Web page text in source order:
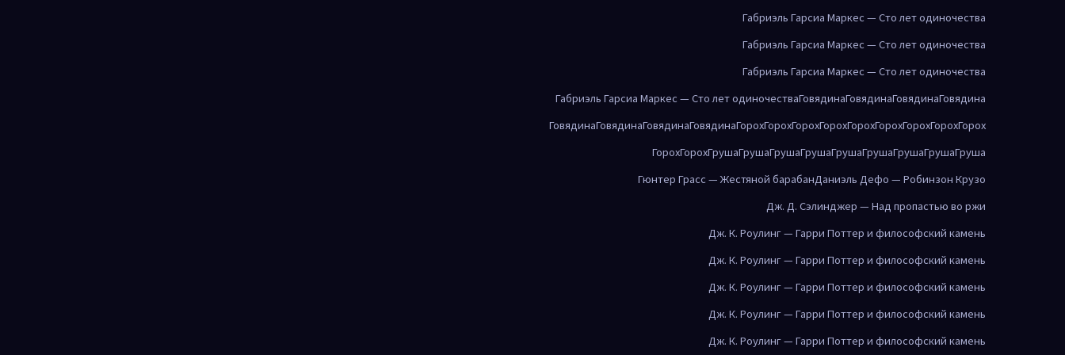
Габриэль Гарсиа Маркес — Сто лет одиночества
Габриэль Гарсиа Маркес — Сто лет одиночества
Габриэль Гарсиа Маркес — Сто лет одиночества
Габриэль Гарсиа Маркес — Сто лет одиночестваГовядинаГовядинаГовядинаГовядина
ГовядинаГовядинаГовядинаГовядинаГорохГорохГорохГорохГорохГорохГорохГорохГорох
ГорохГорохГрушаГрушаГрушаГрушаГрушаГрушаГрушаГрушаГруша
Гюнтер Грасс — Жестяной барабанДаниэль Дефо — Робинзон Крузо
Дж. Д. Сэлинджер — Над пропастью во ржи
Дж. К. Роулинг — Гарри Поттер и философский камень
Дж. К. Роулинг — Гарри Поттер и философский камень
Дж. К. Роулинг — Гарри Поттер и философский камень
Дж. К. Роулинг — Гарри Поттер и философский камень
Дж. К. Роулинг — Гарри Поттер и философский камень